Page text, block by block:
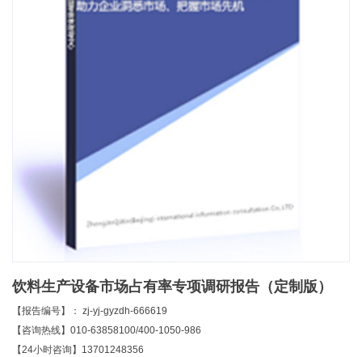
饮料生产设备市场占有率专项调研报告（定制版）
【报告编号】： zj-yj-gyzdh-666619
【咨询热线】010-63858100/400-1050-986
【24小时咨询】13701248356